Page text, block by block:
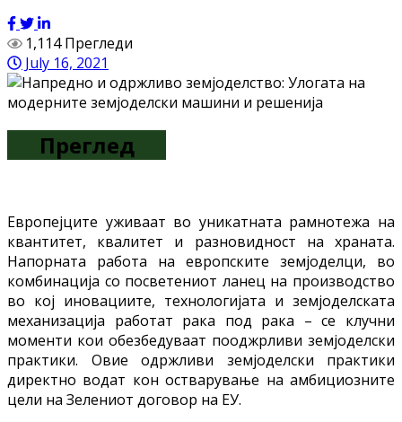
1,114 Прегледи
July 16, 2021
Преглед
Европејците уживаат во уникатната рамнотежа на
квантитет, квалитет и разновидност на храната.
Напорната работа на европските земјоделци, во
комбинација со посветениот ланец на производство
во кој иновациите, технологијата и земјоделската
механизација работат рака под рака – се клучни
моменти кои обезбедуваат пооджрливи земјоделски
практики. Овие одржливи земјоделски практики
директно водат кон остварување на амбициозните
цели на Зелениот договор на ЕУ.